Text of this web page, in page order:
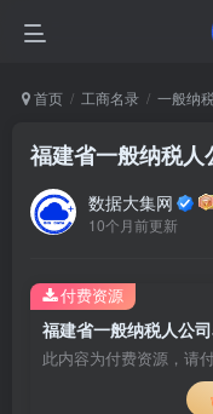
首页 工商名录 一般纳
福建省一般纳税
数据大集网
10个月前更新
福建省一般纳税人公
此内容为付费资源，请
付费资源